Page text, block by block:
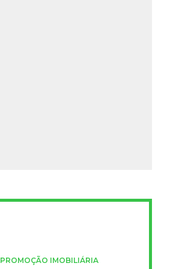
PROMOÇÃO IMOBILIÁRIA